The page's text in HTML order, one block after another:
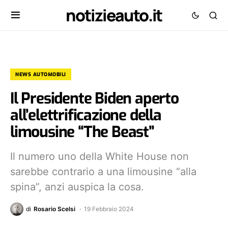
notizieauto.it
NEWS AUTOMOBILI
Il Presidente Biden aperto
all’elettrificazione della
limousine “The Beast”
Il numero uno della White House non
sarebbe contrario a una limousine “alla
spina”, anzi auspica la cosa.
di Rosario Scelsi 19 Febbraio 2024